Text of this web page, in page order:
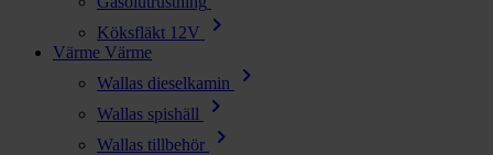
Köksfläkt 12V chevron_right
Värme Värme
Wallas dieselkamin
chevron_right
Wallas spishäll chevron_right
Wallas tillbehör chevron_right